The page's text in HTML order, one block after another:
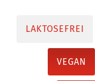
LAKTOSEFREI
VEGAN